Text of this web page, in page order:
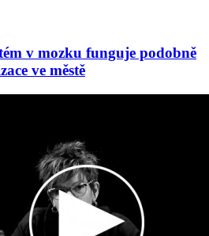
v mozku funguje podobně
ve městě